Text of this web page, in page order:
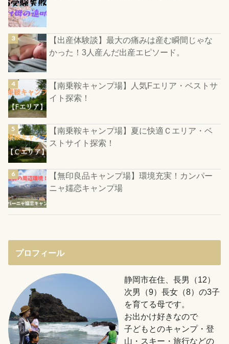
【出産体験談】最大の痛みは産む瞬間じゃな
かった！3人産んだ出産エピソード。
【南乗鞍キャンプ場】人気Fエリア・ベストサ
イト探索！
【南乗鞍キャンプ場】夏に快適Ｃエリア・ベ
ストサイト探索！
【無印良品キャンプ場】環境充実！カンパー
ニャ嬬恋キャンプ場
プロフィール
静岡市在住、長男（12）
次男（9）長女（8）の3子
を育てる母です。
お出かけ好きなので
子どもとのキャンプ・登
山・スキー・旅行などの